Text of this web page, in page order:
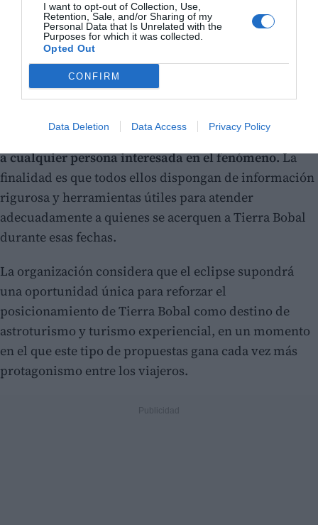
I want to opt-out of Collection, Use,
Retention, Sale, and/or Sharing of my
Personal Data that Is Unrelated with the
Purposes for which it was collected.
Opted Out
CONFIRM
Data Deletion Data Access Privacy Policy
Preparar al territorio ante la llegada de
visitantes
Desde la MITV destacan que
dirigida a profesionales de los servicios turísticos,
personal de administraciones públicas, entidades
privadas, monitores de ocio y tiempo libre, así como
a cualquier persona interesada en el fenómeno.La
finalidad es que todos ellos dispongan de información
rigurosa y herramientas útiles para atender
adecuadamente a quienes se acerquen a Tierra Bobal
durante esas fechas.
La organización considera que el eclipse supondrá
una oportunidad única para reforzar el
posicionamiento de Tierra Bobal como destino de
astroturismo y turismo experiencial, en un momento
en el que este tipo de propuestas gana cada vez más
protagonismo entre los viajeros.